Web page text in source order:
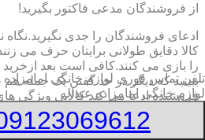
از فروشندگان مدعی فاکتور بگیرید!
ادعای فروشندگان را جدی نگیرید.نگاه
کالا دقایق طولانی برایتان حرف می
را بازی می کنند.کافی است بعد ازخرید
ببینید که دیگر در حد گفتن یک جمله هم
فروشنده ادعا می کند کالایی ویژگی
شده ای دارد،از او بخواهید تمام آن
شفاف در فاکتور خریدتان بنویسد و
تلفن تماس فوری لوازم خانگی
لوازم خانگی امامزاده عبداله